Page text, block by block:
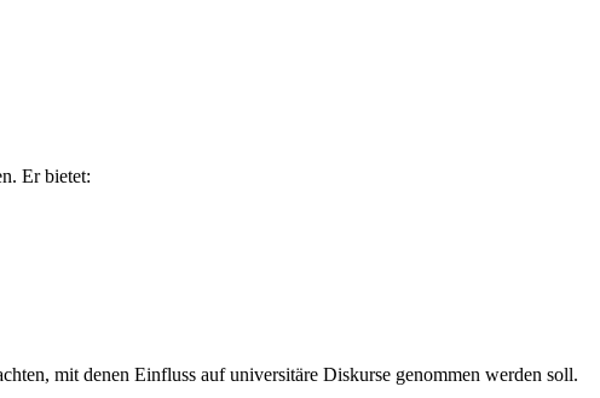
Er bietet:
mit denen Einfluss auf universitäre Diskurse genommen werden soll.